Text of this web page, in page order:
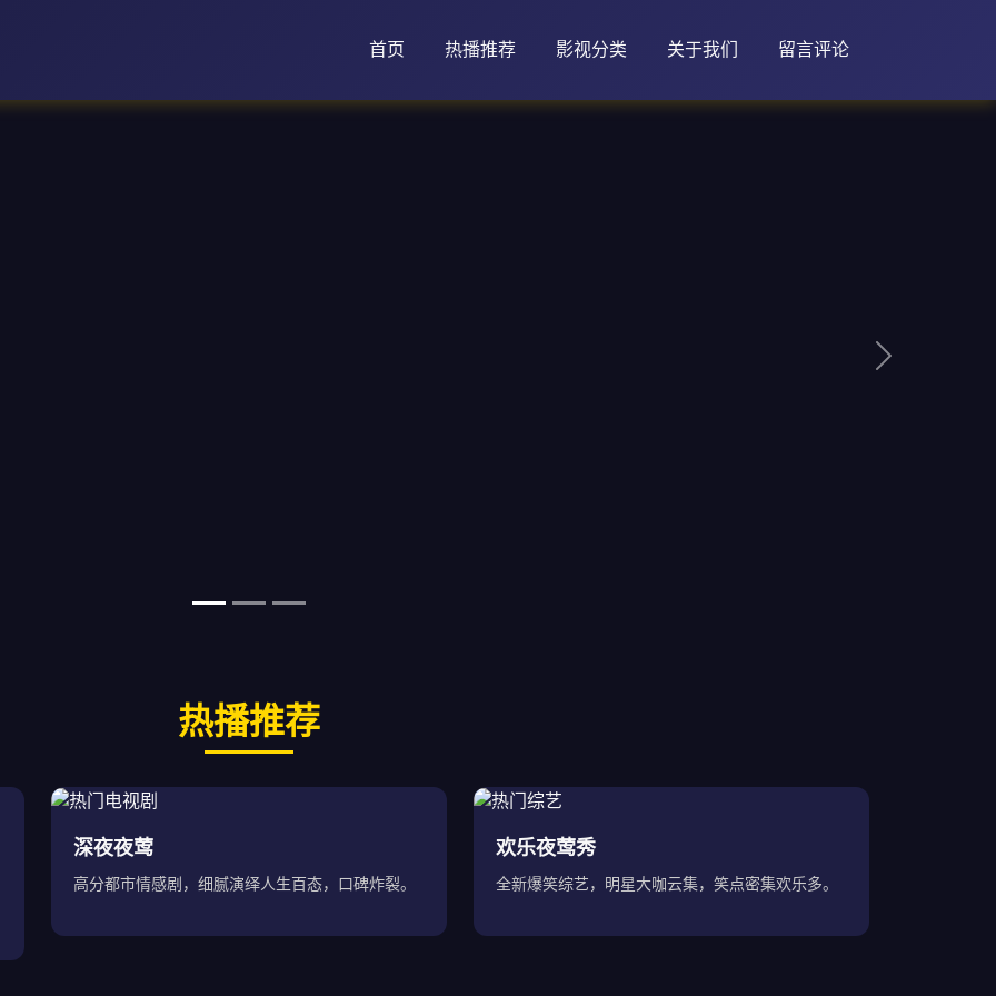
首页 热播推荐 影视分类 关于我们 留言评论
热播推荐
深夜夜莺
高分都市情感剧，细腻演绎人生百态，口碑炸裂。
欢乐夜莺秀
全新爆笑综艺，明星大咖云集，笑点密集欢乐多。